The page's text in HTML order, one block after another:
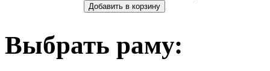
Выбрать раму: